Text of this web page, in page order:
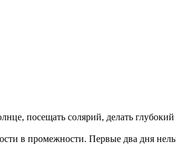
посещать солярий, делать
в промежности. Первые два дня